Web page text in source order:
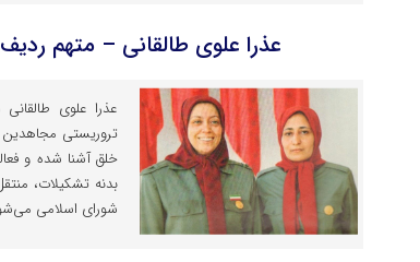
عذرا علوی طالقانی – متهم ردیف 34 دادگاه مجاهدین خلق
بدنه تشکیلات،
شورای اسلامی